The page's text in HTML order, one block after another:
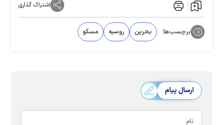
اشتراک گذاری
برچسب‌ها: بحرین روسیه مسکو
ارسال پیام